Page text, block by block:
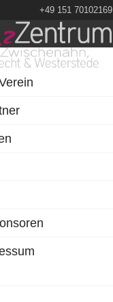
+49 151 70102169